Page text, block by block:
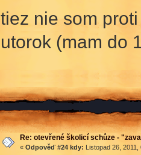
tiez nie som
utorok (mam do
Re: otevřené školicí schůze -
« Odpověď #24 kdy: Listopad 26,